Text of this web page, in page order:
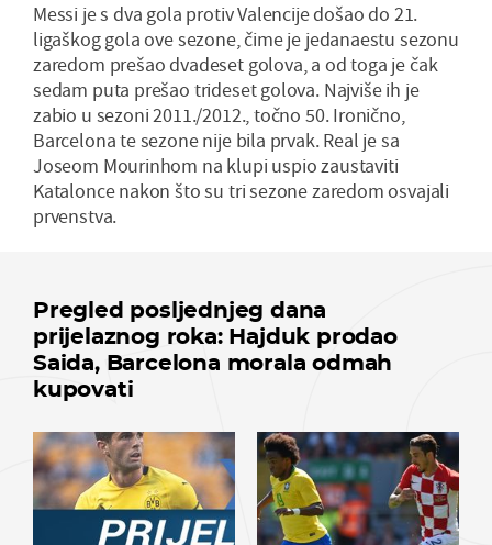
Messi je s dva gola protiv Valencije došao do 21.
ligaškog gola ove sezone, čime je jedanaestu sezonu
zaredom prešao dvadeset golova, a od toga je čak
sedam puta prešao trideset golova. Najviše ih je
zabio u sezoni 2011./2012., točno 50. Ironično,
Barcelona te sezone nije bila prvak. Real je sa
Joseom Mourinhom na klupi uspio zaustaviti
Katalonce nakon što su tri sezone zaredom osvajali
prvenstva.
Pregled posljednjeg dana
prijelaznog roka: Hajduk prodao
Saida, Barcelona morala odmah
kupovati